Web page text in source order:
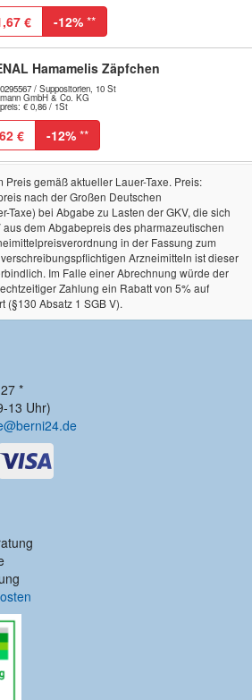
€ -12% **
Hamamelis Zäpfchen
/ Suppositorien, 10 St
GmbH & Co. KG
€ 0,86 / 1St
€ -12% **
gemäß aktueller Lauer-Taxe. Preis:
nach der Großen Deutschen
Taxe) bei Abgabe zu Lasten der GKV, die sich
dem Abgabepreis des pharmazeutischen
in der Fassung zum
Arzneimitteln ist dieser
Im Falle einer Abrechnung würde der
Zahlung ein Rabatt von 5% auf
(§130 Absatz 1 SGB V).
*
13 Uhr)